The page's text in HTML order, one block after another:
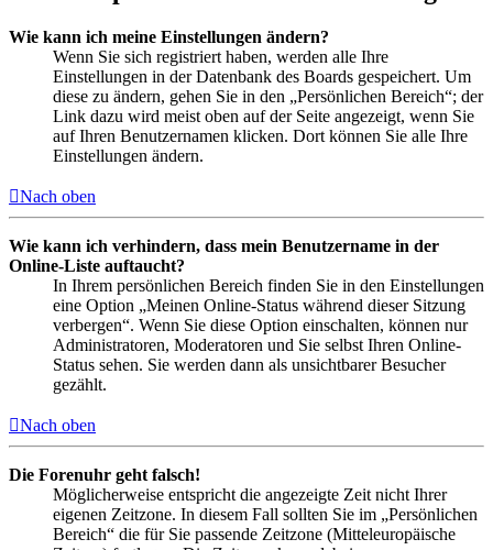
Wie kann ich meine Einstellungen ändern?
Wenn Sie sich registriert haben, werden alle Ihre
Einstellungen in der Datenbank des Boards gespeichert. Um
diese zu ändern, gehen Sie in den „Persönlichen Bereich“; der
Link dazu wird meist oben auf der Seite angezeigt, wenn Sie
auf Ihren Benutzernamen klicken. Dort können Sie alle Ihre
Einstellungen ändern.
Nach oben
Wie kann ich verhindern, dass mein Benutzername in der
Online-Liste auftaucht?
In Ihrem persönlichen Bereich finden Sie in den Einstellungen
eine Option „Meinen Online-Status während dieser Sitzung
verbergen“. Wenn Sie diese Option einschalten, können nur
Administratoren, Moderatoren und Sie selbst Ihren Online-
Status sehen. Sie werden dann als unsichtbarer Besucher
gezählt.
Nach oben
Die Forenuhr geht falsch!
Möglicherweise entspricht die angezeigte Zeit nicht Ihrer
eigenen Zeitzone. In diesem Fall sollten Sie im „Persönlichen
Bereich“ die für Sie passende Zeitzone (Mitteleuropäische